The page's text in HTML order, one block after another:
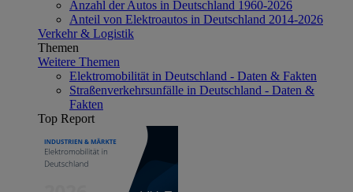
Anzahl der Autos in Deutschland 1960-2026
Anteil von Elektroautos in Deutschland 2014-2026
Verkehr & Logistik
Themen
Weitere Themen
Elektromobilität in Deutschland - Daten & Fakten
Straßenverkehrsunfälle in Deutschland - Daten &
Fakten
Top Report